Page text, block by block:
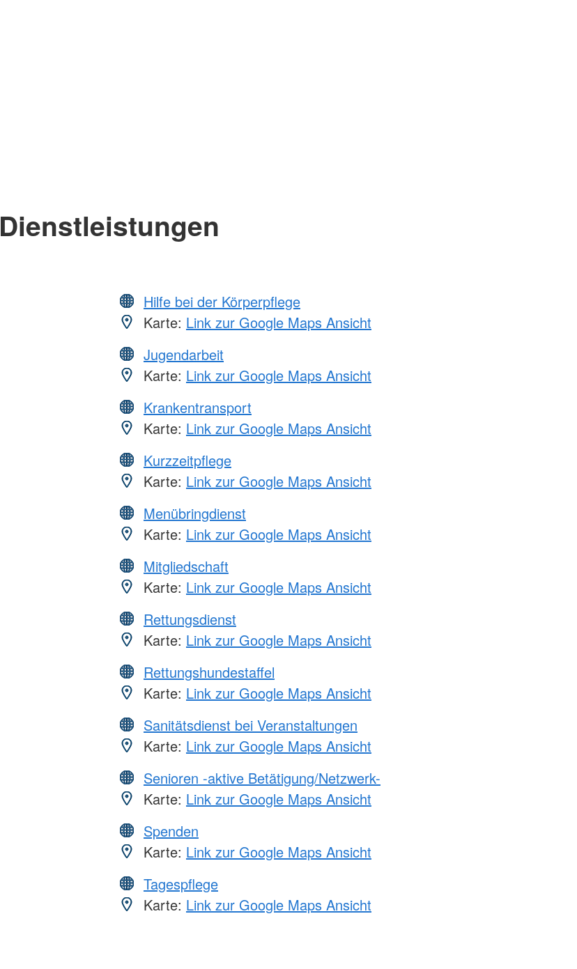
Dienstleistungen
Hilfe bei der Körperpflege
Karte: Link zur Google Maps Ansicht
Jugendarbeit
Karte: Link zur Google Maps Ansicht
Krankentransport
Karte: Link zur Google Maps Ansicht
Kurzzeitpflege
Karte: Link zur Google Maps Ansicht
Menübringdienst
Karte: Link zur Google Maps Ansicht
Mitgliedschaft
Karte: Link zur Google Maps Ansicht
Rettungsdienst
Karte: Link zur Google Maps Ansicht
Rettungshundestaffel
Karte: Link zur Google Maps Ansicht
Sanitätsdienst bei Veranstaltungen
Karte: Link zur Google Maps Ansicht
Senioren -aktive Betätigung/Netzwerk-
Karte: Link zur Google Maps Ansicht
Spenden
Karte: Link zur Google Maps Ansicht
Tagespflege
Karte: Link zur Google Maps Ansicht